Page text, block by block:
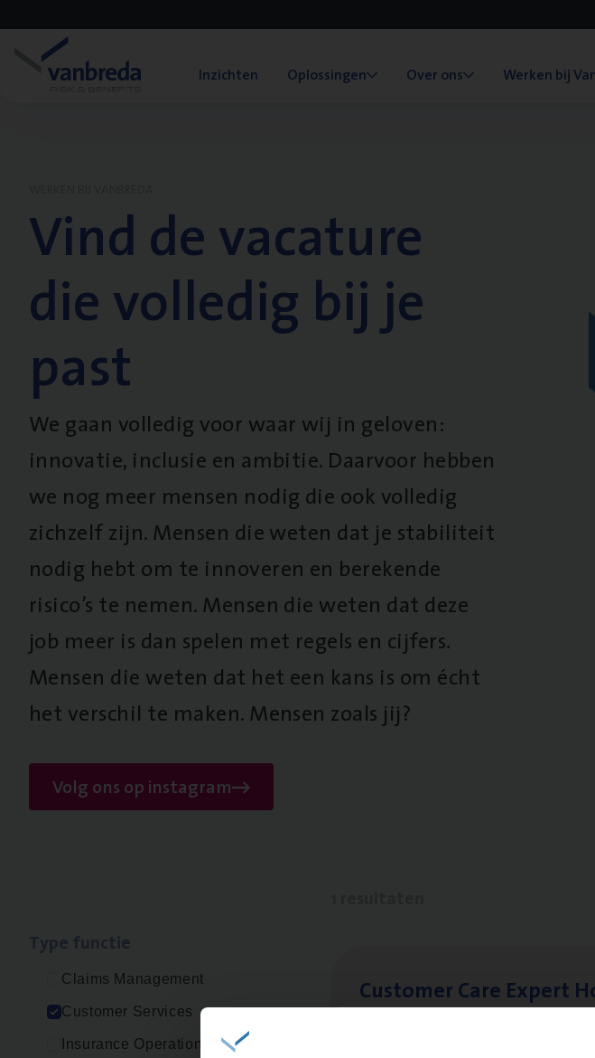
Inzichten Oplossingen Over ons Werken bij
Vind de vacature
die volledig bij je
past
We gaan volledig voor waar wij in geloven:
innovatie, inclusie en ambitie. Daarvoor hebben
we nog meer mensen nodig die ook volledig
zichzelf zijn. Mensen die weten dat je stabiliteit
nodig hebt om te innoveren en berekende
risico’s te nemen. Mensen die weten dat deze
job meer is dan spelen met regels en cijfers.
Mensen die weten dat het een kans is om écht
het verschil te maken. Mensen zoals jij?
Volg ons op instagram
Claims Management
Customer Services
Insurance Operations
Cus­to­mer Care Expert